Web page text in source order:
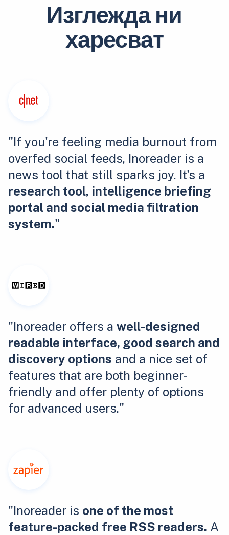
Изглежда ни
харесват
"If you're feeling media burnout from
overfed social feeds, Inoreader is a
news tool that still sparks joy. It's a
research tool, intelligence briefing
portal and social media filtration
system."
"Inoreader offers a well-designed
readable interface, good search and
discovery options and a nice set of
features that are both beginner-
friendly and offer plenty of options
for advanced users."
"Inoreader is one of the most
feature-packed free RSS readers. A